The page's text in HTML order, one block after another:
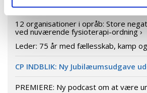
Invitation til høring om vederlagsfri
12 organisationer i opråb: Store
ved nuværende fysioterapi-ordning ›
Leder: 75 år med fællesskab, kamp
CP INDBLIK: Ny Jubilæumsudgave
PREMIERE: Ny podcast om at være